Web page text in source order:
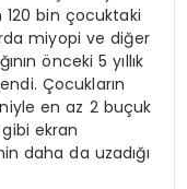
120 bin çocuktaki
miyopi ve diğer
önceki 5 yıllık
Çocukların
en az 2 buçuk
ekran
daha da uzadığı